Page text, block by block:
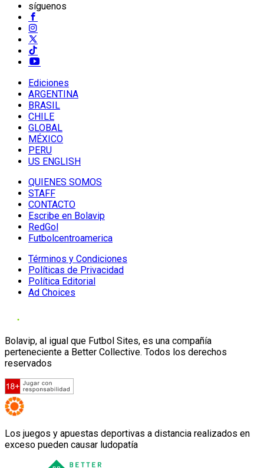
síguenos
Ediciones
ARGENTINA
BRASIL
CHILE
GLOBAL
MÉXICO
PERU
US ENGLISH
QUIENES SOMOS
STAFF
CONTACTO
Escribe en Bolavip
RedGol
Futbolcentroamerica
Términos y Condiciones
Políticas de Privacidad
Política Editorial
Ad Choices
Bolavip, al igual que Futbol Sites, es una compañía
perteneciente a Better Collective. Todos los derechos
reservados
Los juegos y apuestas deportivas a distancia realizados en
exceso pueden causar ludopatía